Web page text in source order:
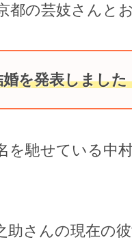
都の芸妓さんと
を発表しました
を馳せている中
助さんの現在の